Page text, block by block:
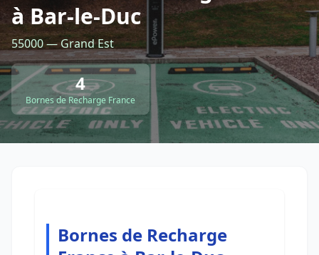
à Bar-le-Duc
55000 — Grand Est
4
Bornes de Recharge France
Bornes de Recharge